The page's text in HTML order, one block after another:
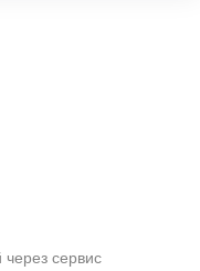
сервис